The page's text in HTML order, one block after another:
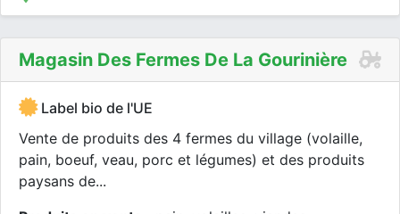
Magasin Des Fermes De La Gourinière
Label bio de l'UE
Vente de produits des 4 fermes du village (volaille,
pain, boeuf, veau, porc et légumes) et des produits
paysans de...